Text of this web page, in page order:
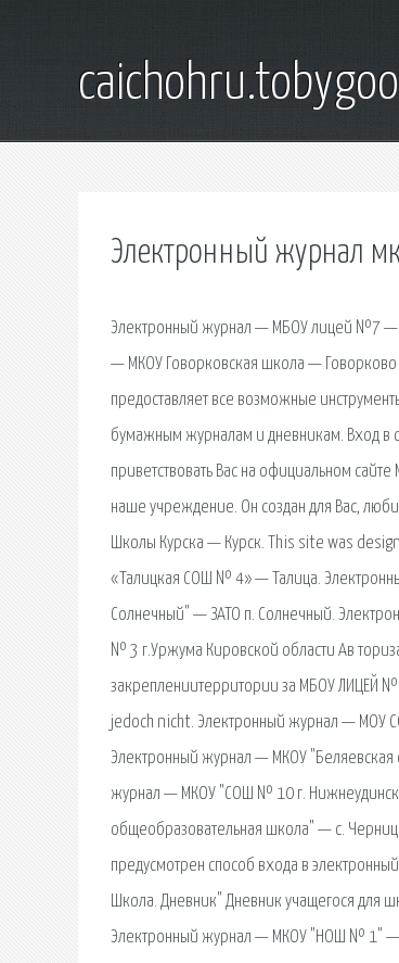
Электронный журнал
Электронный журнал — МБОУ лицей №7 —
— МКОУ Говорковская школа — Говорково
предоставляет все возможные
бумажным журналам и дневникам. Вход в
приветствовать Вас на официальном
наше учреждение. Он создан для Вас,
Школы Курска — Курск. This site was
«Талицкая СОШ № 4» — Талица.
Солнечный" — ЗАТО п. Солнечный.
№ 3 г.Уржума Кировской области Ав
закреплениитерритории за МБОУ ЛИЦЕЙ
jedoch nicht. Электронный журнал —
Электронный журнал — МКОУ
журнал — МКОУ "СОШ № 10 г.
общеобразовательная школа" — с.
предусмотрен способ входа в
Школа. Дневник" Дневник учащегося для
Электронный журнал — МКОУ "НОШ № 1" —